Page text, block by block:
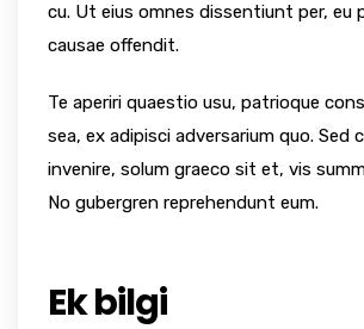
cu. Ut eius omnes dissentiunt per, eu
causae offendit.
Te aperiri quaestio usu, patrioque
sea, ex adipisci adversarium quo. Sed
invenire, solum graeco sit et, vis
No gubergren reprehendunt eum.
Ek bilgi